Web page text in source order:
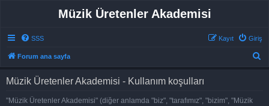
Müzik Üretenler Akademisi
SSS Giriş
Kayıt
Forum ana sayfa
Müzik Üretenler Akademisi - Kullanım koşulları
"Müzik Üretenler Akademisi" (diğer anlamda "biz", "tarafımız", "bizim", "Müzik